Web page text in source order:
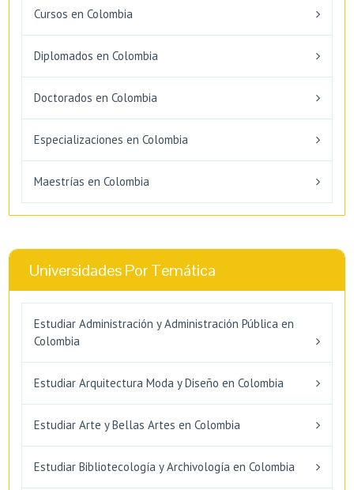
Cursos en Colombia
Diplomados en Colombia
Doctorados en Colombia
Especializaciones en Colombia
Maestrías en Colombia
Universidades Por Temática
Estudiar Administración y Administración Pública en
Colombia
Estudiar Arquitectura Moda y Diseño en Colombia
Estudiar Arte y Bellas Artes en Colombia
Estudiar Bibliotecología y Archivología en Colombia